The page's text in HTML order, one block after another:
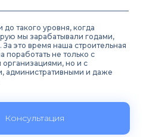
Консультация
такого уровня, когда
мы зарабатывали годами,
За это время наша строительная
поработать не только с
но и с
административными и даже